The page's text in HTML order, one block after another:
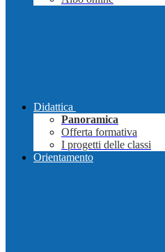
Didattica
Panoramica
Offerta formativa
I progetti delle classi
Orientamento